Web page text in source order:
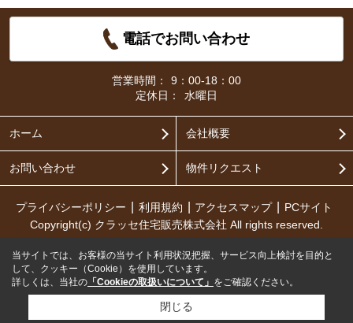
電話でお問い合わせ
営業時間：
9：00-18：00
定休日：
水曜日
ホーム 会社概要
お問い合わせ 物件リクエスト
プライバシーポリシー 利用規約 アクセスマップ
PCサイト
Copyright(c) クラッセ住宅販売株式会社 All rights reserved.
当サイトでは、お客様の当サイト利用状況把握、サービス向上検討を目的と
して、クッキー（Cookie）を使用しています。
詳しくは、当社の 「Cookieの取扱いについて」 をご確認ください。
閉じる